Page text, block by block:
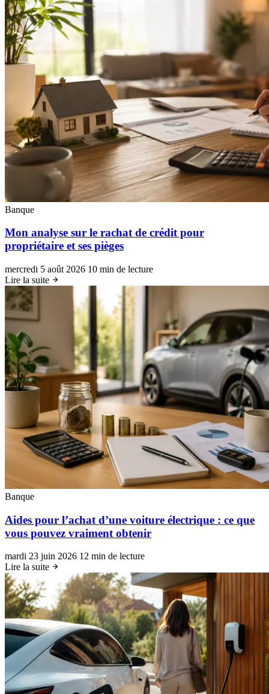
Banque
Mon analyse sur le rachat de crédit pour
propriétaire et ses pièges
mercredi 5 août 2026 10 min de lecture
Lire la suite
Banque
Aides pour l’achat d’une voiture électrique : ce que
vous pouvez vraiment obtenir
mardi 23 juin 2026 12 min de lecture
Lire la suite